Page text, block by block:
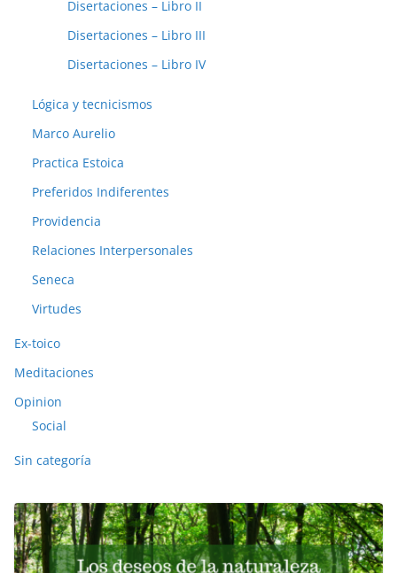
Disertaciones – Libro II
Disertaciones – Libro III
Disertaciones – Libro IV
Lógica y tecnicismos
Marco Aurelio
Practica Estoica
Preferidos Indiferentes
Providencia
Relaciones Interpersonales
Seneca
Virtudes
Ex-toico
Meditaciones
Opinion
Social
Sin categoría